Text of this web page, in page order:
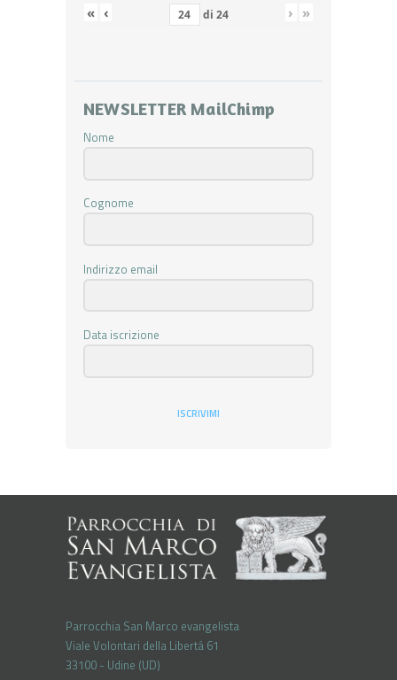
« ‹ di 24 › »
NEWSLETTER MailChimp
Nome
Cognome
Indirizzo email
Data iscrizione
ISCRIVIMI
Parrocchia San Marco evangelista
Viale Volontari della Libertá 61
33100 - Udine (UD)